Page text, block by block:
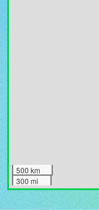
500 km
300 mi